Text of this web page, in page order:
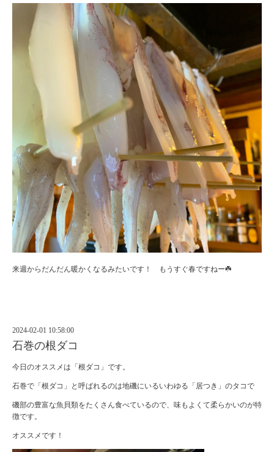
来週からだんだん暖かくなるみたいです！ もうすぐ春ですねー☘️
2024-02-01 10:58:00
石巻の根ダコ
今日のオススメは「根ダコ」です。
石巻で「根ダコ」と呼ばれるのは地磯にいるいわゆる「居つき」のタコで
磯部の豊富な魚貝類をたくさん食べているので、味もよくて柔らかいのが特
徴です。
オススメです！